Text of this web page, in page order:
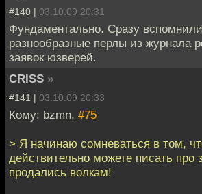
#140 | 03.10.09 20:31
Фундаментально. Сразу
разнообразные перлы из журнала
заявок юзверей.
CRISS »
#141 | 03.10.09 20:33
Кому: bzmn, #75
> Я начинаю сомневаться в том,
действительно можете писать про
продались волкам!